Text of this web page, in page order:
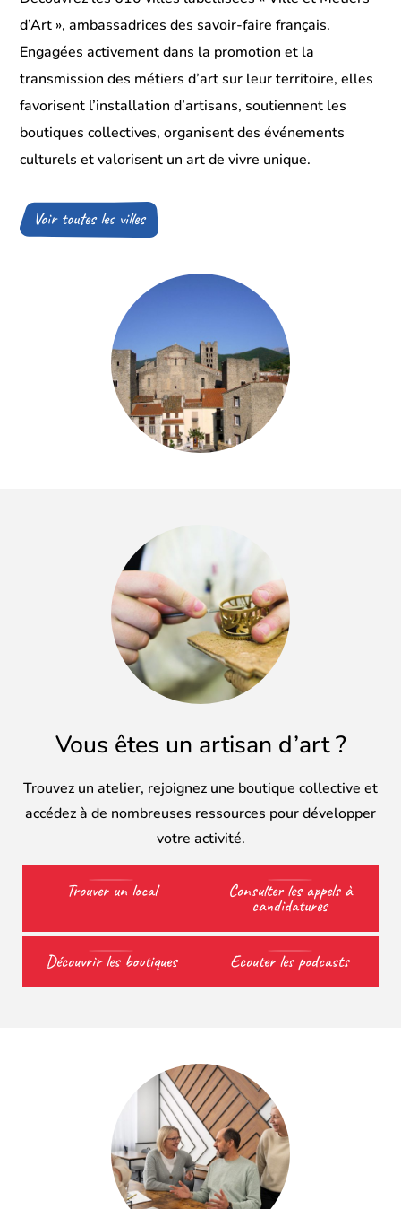
d’Art », ambassadrices des savoir-faire français.
Engagées activement dans la promotion et la
transmission des métiers d’art sur leur territoire, elles
favorisent l’installation d’artisans, soutiennent les
boutiques collectives, organisent des événements
culturels et valorisent un art de vivre unique.
Voir toutes les villes
Vous êtes un artisan d’art ?
Trouvez un atelier, rejoignez une boutique collective et
accédez à de nombreuses ressources pour développer
votre activité.
Trouver un local Consulter les appels à
candidatures
Découvrir les boutiques Ecouter les podcasts